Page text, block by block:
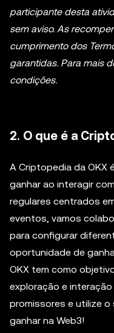
participante desta
sem aviso. As
cumprimento dos
garantidas. Para mais
condições.
2. O que é a
A Criptopedia da OKX
ganhar ao interagir
regulares centrados
eventos, vamos
para configurar
oportunidade de
OKX tem como
exploração e
promissores e utilize o
ganhar na Web3!